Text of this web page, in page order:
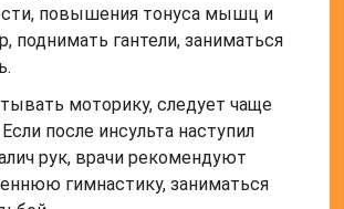
повышения тонуса мышц и
поднимать гантели, заниматься
моторику, следует чаще
после инсульта наступил
рук, врачи рекомендуют
гимнастику, заниматься